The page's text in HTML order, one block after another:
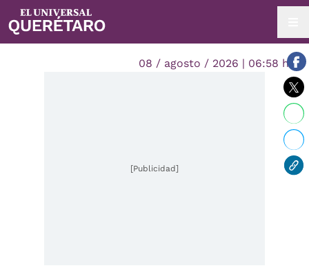
08 / agosto / 2026 | 06:58 hrs.
[Publicidad]